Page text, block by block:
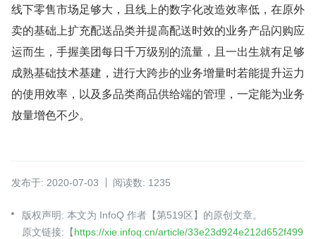
线下零售市场足够大，且线上的数字化改造效率低，在原外
卖的基础上扩充配送品类并提高配送时效的业务产品闪购应
运而生，手握美团每日千万级别的流量，且一出生就有足够
成熟基础技术基建，进行大跨步的业务增量时若能提升运力
的使用效率，以及多品类商品供给端的管理，一定能为业务
放量增色不少。
发布于: 2020-07-03 阅读数: 1235
版权声明: 本文为 InfoQ 作者【第519区】的原创文章。
原文链接:【https://xie.infoq.cn/article/33e23d924e212d652f499